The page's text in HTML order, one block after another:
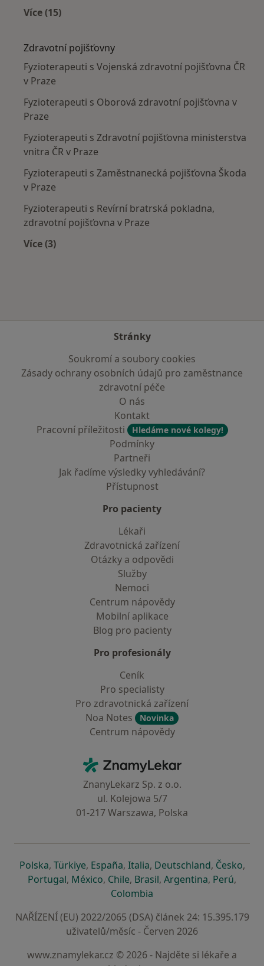
Více (15)
Zdravotní pojišťovny
Fyzioterapeuti s Vojenská zdravotní pojišťovna ČR
v Praze
Fyzioterapeuti s Oborová zdravotní pojišťovna v
Praze
Fyzioterapeuti s Zdravotní pojišťovna ministerstva
vnitra ČR v Praze
Fyzioterapeuti s Zaměstnanecká pojišťovna Škoda
v Praze
Fyzioterapeuti s Revírní bratrská pokladna,
zdravotní pojišťovna v Praze
Více (3)
Stránky
Soukromí a soubory cookies
Zásady ochrany osobních údajů pro zaměstnance
zdravotní péče
O nás
Kontakt
Pracovní příležitosti
Hledáme nové kolegy!
Podmínky
Partneři
Jak řadíme výsledky vyhledávání?
Přístupnost
Pro pacienty
Lékaři
Zdravotnická zařízení
Otázky a odpovědi
Služby
Nemoci
Centrum nápovědy
Mobilní aplikace
Blog pro pacienty
Pro profesionály
Ceník
Pro specialisty
Pro zdravotnická zařízení
Noa Notes
Novinka
Centrum nápovědy
ZnamyLekar - Hlavní stránka
ZnanyLekarz Sp. z o.o.
ul. Kolejowa 5/7
01-217 Warszawa, Polska
Polskase otevře v nové záložce
, Türkiyese otevře v nové záložce
, Españase otevře v nové záložce
, Italiase otevře v nové záložce
, Deutschlandse otevře v
, Českose
,
Portugalse otevře v nové záložce
, Méxicose otevře v nové záložce
, Chilese otevře v nové záložce
, Brasilse otevře v nové
, Argentinase otevře v
, Perúse
,
Colombia
NAŘÍZENÍ (EU) 2022/2065 (DSA) článek 24: 15.395.179
uživatelů/měsíc - Červen 2026
www.znamylekar.cz © 2026 - Najděte si lékaře a